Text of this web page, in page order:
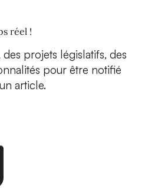
réel !
projets législatifs, des
pour être notifié
article.